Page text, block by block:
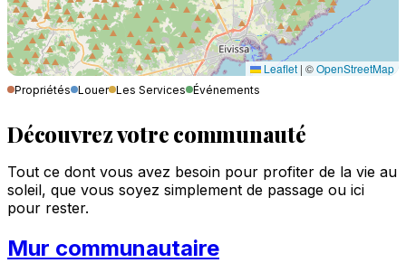
Leaflet | ©OpenStreetMap
Propriétés Louer Les Services Événements
Découvrez votre communauté
Tout ce dont vous avez besoin pour profiter de la vie au
soleil, que vous soyez simplement de passage ou ici
pour rester.
Mur communautaire